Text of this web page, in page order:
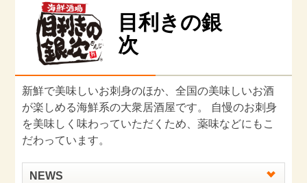
目利きの銀
次
新鮮で美味しいお刺⾝のほか、全国の美味しいお酒
が楽しめる海鮮系の大衆居酒屋です。 自慢のお刺身
を美味しく味わっていただくため、薬味などにもこ
だわっています。
NEWS